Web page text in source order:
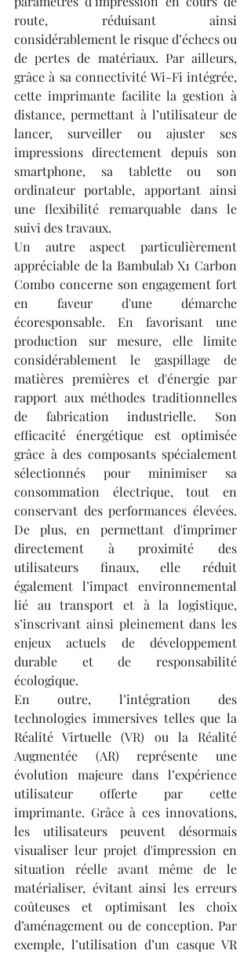
route, réduisant ainsi
considérablement le risque d’échecs ou
de pertes de matériaux. Par ailleurs,
grâce à sa connectivité Wi-Fi intégrée,
cette imprimante facilite la gestion à
distance, permettant à l’utilisateur de
lancer, surveiller ou ajuster ses
impressions directement depuis son
smartphone, sa tablette ou son
ordinateur portable, apportant ainsi
une flexibilité remarquable dans le
suivi des travaux.
Un autre aspect particulièrement
appréciable de la Bambulab X1 Carbon
Combo concerne son engagement fort
en faveur d'une démarche
écoresponsable. En favorisant une
production sur mesure, elle limite
considérablement le gaspillage de
matières premières et d'énergie par
rapport aux méthodes traditionnelles
de fabrication industrielle. Son
efficacité énergétique est optimisée
grâce à des composants spécialement
sélectionnés pour minimiser sa
consommation électrique, tout en
conservant des performances élevées.
De plus, en permettant d'imprimer
directement à proximité des
utilisateurs finaux, elle réduit
également l’impact environnemental
lié au transport et à la logistique,
s’inscrivant ainsi pleinement dans les
enjeux actuels de développement
durable et de responsabilité
écologique.
En outre, l’intégration des
technologies immersives telles que la
Réalité Virtuelle (VR) ou la Réalité
Augmentée (AR) représente une
évolution majeure dans l’expérience
utilisateur offerte par cette
imprimante. Grâce à ces innovations,
les utilisateurs peuvent désormais
visualiser leur projet d'impression en
situation réelle avant même de le
matérialiser, évitant ainsi les erreurs
coûteuses et optimisant les choix
d’aménagement ou de conception. Par
exemple, l’utilisation d’un casque VR